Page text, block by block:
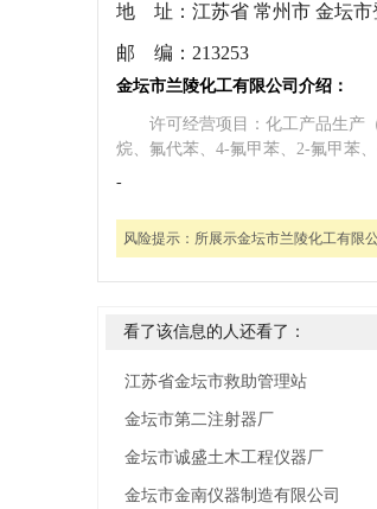
地 址： 江苏省 常州市 金坛市
邮 编： 213253
金坛市兰陵化工有限公司介绍：
许可经营项目：化工产品生产
烷、氟代苯、4-氟甲苯、2-氟甲苯
-
风险提示： 所展示金坛市兰陵化工有限
看了该信息的人还看了：
江苏省金坛市救助管理站
金坛市第二注射器厂
金坛市诚盛土木工程仪器厂
金坛市金南仪器制造有限公司